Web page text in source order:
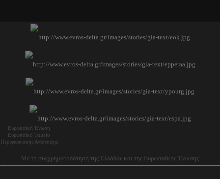
Ευρωπαϊκή Ένωση
Ευρωπαϊκό Ταμείο
Περιφερειακής Ανάπτυξης
Με τη συγχρηματοδότηση της Ελλάδας και της Ευρωπαϊκής Ένωσης